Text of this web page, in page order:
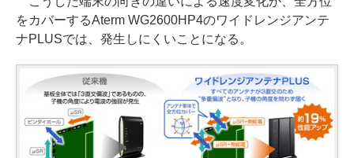
をカバーするAterm WG2600HP4のワイドレンジアンテ
ナPLUSでは、発生しにくいことになる。